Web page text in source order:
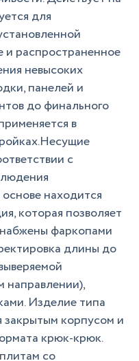
для
и распространенное
невысоких
панелей и
до финального
в
с
находится
которая позволяет
фаркопами
длины до
направлении),
Изделие типа
закрытым корпусом и
крюк-крюк.
со